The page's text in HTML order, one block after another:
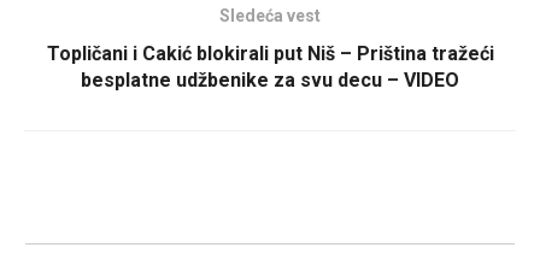
Sledeća vest
Topličani i Cakić blokirali put Niš – Priština tražeći
besplatne udžbenike za svu decu – VIDEO